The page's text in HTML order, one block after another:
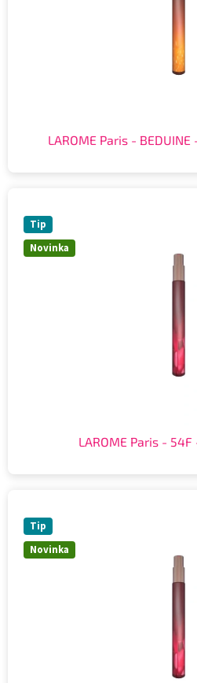
LAROME Paris -
Novinka
Tip
LAROME Paris - 54F
Novinka
Tip